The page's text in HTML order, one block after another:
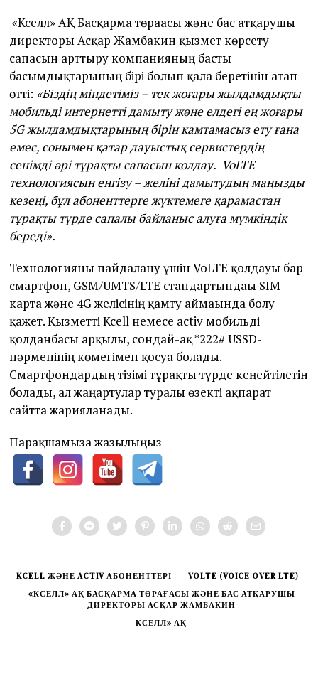
«Кселл» АҚ Басқарма төрағасы және бас атқарушы
директоры Асқар Жамбакин қызмет көрсету
сапасын арттыру компанияның басты
басымдықтарының бірі болып қала беретінін атап
өтті: «Біздің міндетіміз – тек жоғары жылдамдықты
мобильді интернетті дамыту және елдегі ең жоғары
5G жылдамдықтарының бірін қамтамасыз ету ғана
емес, сонымен қатар дауыстық сервистердің
сенімді әрі тұрақты сапасын қолдау. VoLTE
технологиясын енгізу – желіні дамытудың маңызды
кезеңі, бұл абоненттерге жүктемеге қарамастан
тұрақты түрде сапалы байланыс алуға мүмкіндік
береді».
Технологияны пайдалану үшін VoLTE қолдауы бар
смартфон, GSM/UMTS/LTE стандартындағы SIM-
карта және 4G желісінің қамту аймағында болу
қажет. Қызметті Kcell немесе activ мобильді
қолданбасы арқылы, сондай-ақ *222# USSD-
пәрменінің көмегімен қосуға болады.
Смартфондардың тізімі тұрақты түрде кеңейтілетін
болады, ал жаңартулар туралы өзекті ақпарат
сайтта жарияланады.
Парақшамызға жазылыңыз
KCELL ЖӘНЕ ACTIV АБОНЕНТТЕРІ
VOLTE (VOICE OVER LTE)
«КСЕЛЛ» АҚ БАСҚАРМА ТӨРАҒАСЫ ЖӘНЕ БАС АТҚАРУШЫ
ДИРЕКТОРЫ АСҚАР ЖАМБАКИН
КСЕЛЛ» АҚ